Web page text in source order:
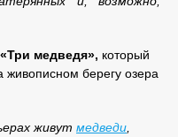
«Три медведя», который
живописном берегу озера
живут медведи